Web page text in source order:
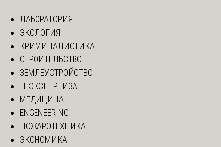
ЛАБОРАТОРИЯ
ЭКОЛОГИЯ
КРИМИНАЛИСТИКА
СТРОИТЕЛЬСТВО
ЗЕМЛЕУСТРОЙСТВО
IT ЭКСПЕРТИЗА
МЕДИЦИНА
ENGENEERING
ПОЖАРОТЕХНИКА
ЭКОНОМИКА